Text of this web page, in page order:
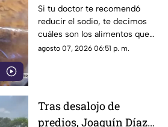
Estos son los alimentos
que debes EVITAR
Si tu doctor te recomendó
reducir el sodio, te decimos
cuáles son los alimentos que
debes dejar de consumir de
agosto 07, 2026 06:51 p. m.
Tras desalojo de
predios, Joaquín Díaz